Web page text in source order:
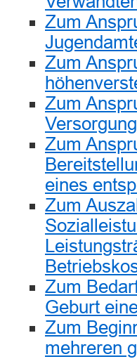
Zum
Zum
Zum
Zum
eines
Zum
Zum
Geburt
Zum
mehreren